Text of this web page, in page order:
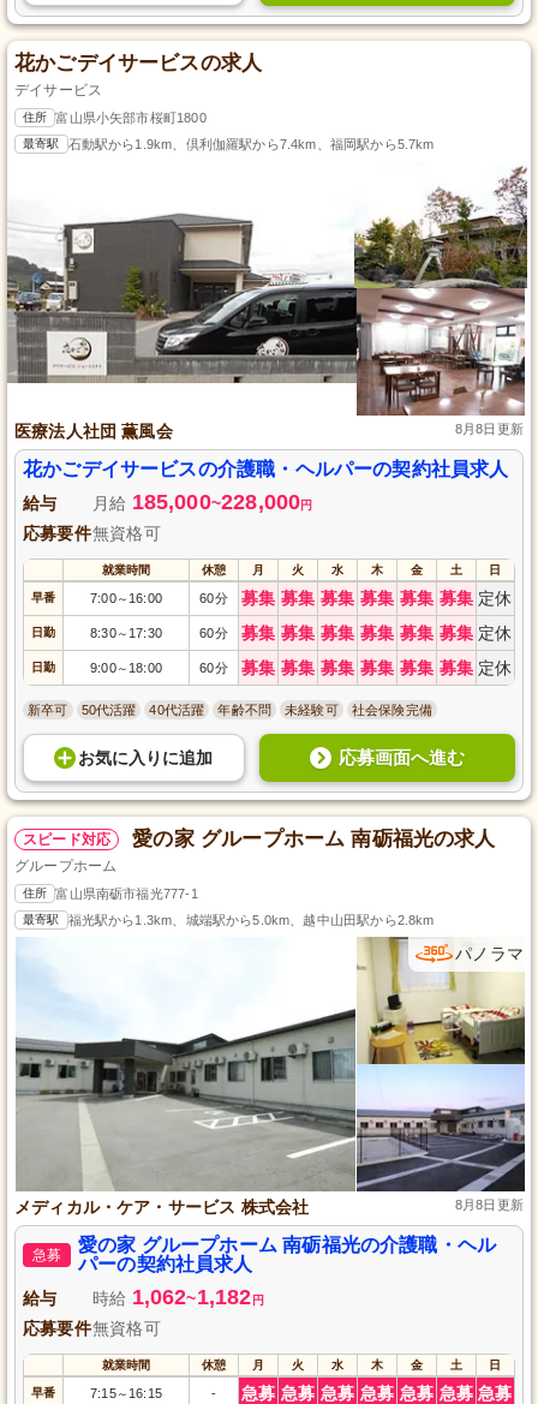
花かごデイサービスの求人
デイサービス
住所 富山県小矢部市桜町1800
最寄駅 石動駅から1.9km、倶利伽羅駅から7.4km、福岡駅から5.7km
医療法人社団 薫風会 8月8日更新
花かごデイサービスの介護職・ヘルパーの契約社員求人
給与 月給 185,000~228,000円
応募要件無資格可
就業時間 休憩 月 火 水 木 金 土 日
早番 7:00～ 16:00 60分 募集 募集 募集 募集 募集 募集 定休
日勤 8:30～ 17:30 60分 募集 募集 募集 募集 募集 募集 定休
日勤 9:00～ 18:00 60分 募集 募集 募集 募集 募集 募集 定休
新卒可 50代活躍 40代活躍 年齢不問 未経験可 社会保険完備
お気に入り に追加 応募画面へ進む
スピード対応 愛の家 グループホーム 南砺福光の求人
グループホーム
住所 富山県南砺市福光777-1
最寄駅 福光駅から1.3km、城端駅から5.0km、越中山田駅から2.8km
パノラマ
メディカル・ケア・サービス 株式会社 8月8日更新
急募
愛の家 グループホーム 南砺福光の介護職・ヘル
パーの契約社員求人
給与 時給 1,062~1,182 円
応募要件無資格可
就業時間 休憩 月 火 水 木 金 土 日
早番 7:15～ 16:15 - 急募 急募 急募 急募 急募 急募 急募